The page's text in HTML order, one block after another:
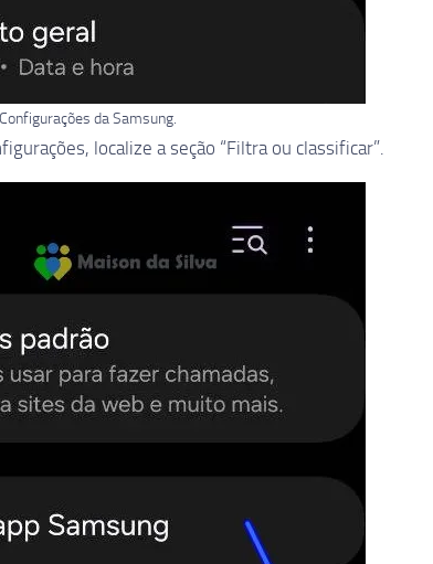
da Samsung.
localize a seção “Filtra ou classificar”.